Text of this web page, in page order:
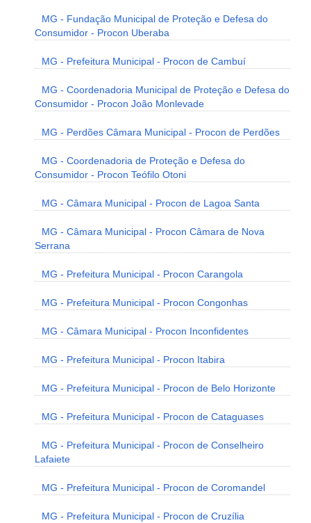
MG - Fundação Municipal de Proteção e Defesa do
Consumidor - Procon Uberaba
MG - Prefeitura Municipal - Procon de Cambuí
MG - Coordenadoria Municipal de Proteção e Defesa do
Consumidor - Procon João Monlevade
MG - Perdões Câmara Municipal - Procon de Perdões
MG - Coordenadoria de Proteção e Defesa do
Consumidor - Procon Teófilo Otoni
MG - Câmara Municipal - Procon de Lagoa Santa
MG - Câmara Municipal - Procon Câmara de Nova
Serrana
MG - Prefeitura Municipal - Procon Carangola
MG - Prefeitura Municipal - Procon Congonhas
MG - Câmara Municipal - Procon Inconfidentes
MG - Prefeitura Municipal - Procon Itabira
MG - Prefeitura Municipal - Procon de Belo Horizonte
MG - Prefeitura Municipal - Procon de Cataguases
MG - Prefeitura Municipal - Procon de Conselheiro
Lafaiete
MG - Prefeitura Municipal - Procon de Coromandel
MG - Prefeitura Municipal - Procon de Cruzília